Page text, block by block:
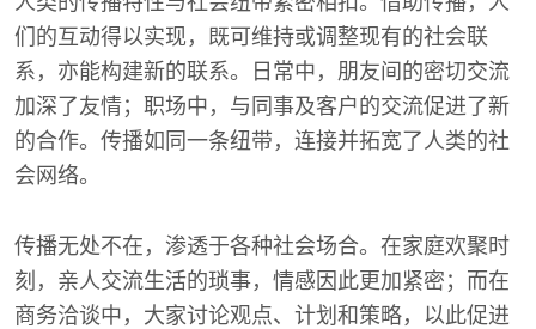
们的互动得以实现，既可维持或调整现有的社会联
系，亦能构建新的联系。日常中，朋友间的密切交流
加深了友情；职场中，与同事及客户的交流促进了新
的合作。传播如同一条纽带，连接并拓宽了人类的社
会网络。
传播无处不在，渗透于各种社会场合。在家庭欢聚时
刻，亲人交流生活的琐事，情感因此更加紧密；而在
商务洽谈中，大家讨论观点、计划和策略，以此促进